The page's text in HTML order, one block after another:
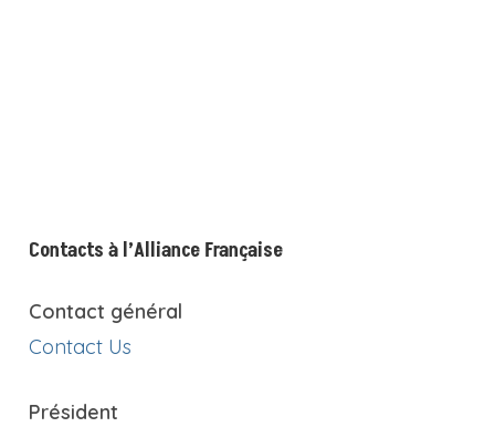
Contacts à l’Alliance Française
Contact général
Contact Us
Président